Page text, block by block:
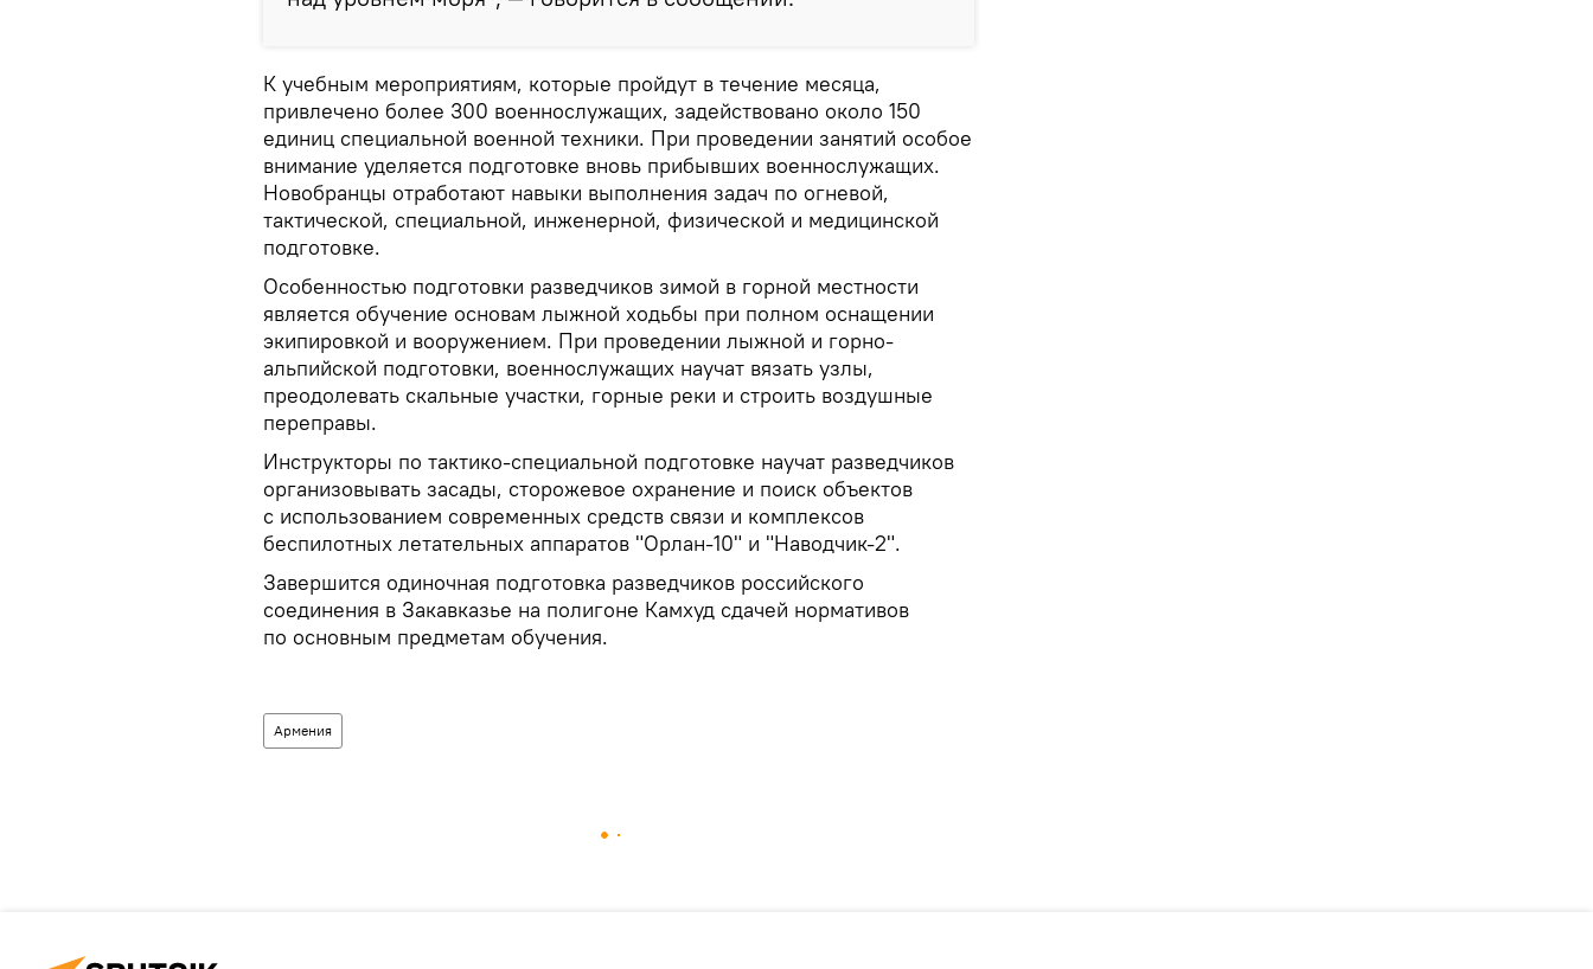
К учебным мероприятиям, которые пройдут в течение месяца,
привлечено более 300 военнослужащих, задействовано около 150
единиц специальной военной техники. При проведении занятий особое
внимание уделяется подготовке вновь прибывших военнослужащих.
Новобранцы отработают навыки выполнения задач по огневой,
тактической, специальной, инженерной, физической и медицинской
подготовке.
Особенностью подготовки разведчиков зимой в горной местности
является обучение основам лыжной ходьбы при полном оснащении
экипировкой и вооружением. При проведении лыжной и горно-
альпийской подготовки, военнослужащих научат вязать узлы,
преодолевать скальные участки, горные реки и строить воздушные
переправы.
Инструкторы по тактико-специальной подготовке научат разведчиков
организовывать засады, сторожевое охранение и поиск объектов
с использованием современных средств связи и комплексов
беспилотных летательных аппаратов "Орлан-10" и "Наводчик-2".
Завершится одиночная подготовка разведчиков российского
соединения в Закавказье на полигоне Камхуд сдачей нормативов
по основным предметам обучения.
Армения